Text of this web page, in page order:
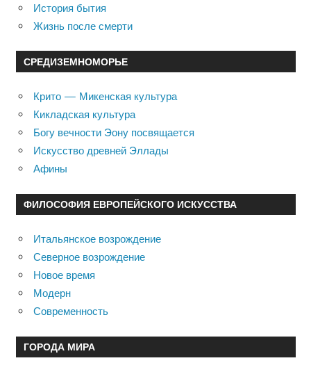
История бытия
Жизнь после смерти
СРЕДИЗЕМНОМОРЬЕ
Крито — Микенская культура
Кикладская культура
Богу вечности Эону посвящается
Искусство древней Эллады
Афины
ФИЛОСОФИЯ ЕВРОПЕЙСКОГО ИСКУССТВА
Итальянское возрождение
Северное возрождение
Новое время
Модерн
Современность
ГОРОДА МИРА